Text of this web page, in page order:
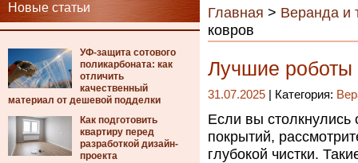
Новые статьи
УФ-защита сотового
поликарбоната: как
отличить
качественный
материал от дешевой подделки
Как подготовить
квартиру перед
разработкой дизайн-
проекта
Главная > Веранда и
ковров
Лучшие роботы
31.07.2025 | Категория:
Если вы
покрытий,
глубокой чистки.